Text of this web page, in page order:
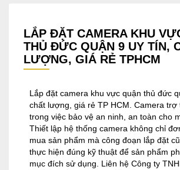
LẮP ĐẶT CAMERA KHU
THỦ ĐỨC QUẬN 9 UY TÍN,
LƯỢNG, GIÁ RẺ TPHCM
Lắp đặt camera khu vực quận thủ đức
chất lượng, giá rẻ TP HCM. Camera trợ
trong việc bảo vệ an ninh, an toàn cho
Thiết lập hệ thống camera không chỉ
mua sản phẩm mà công đoạn lắp đặt
thực hiện đúng kỹ thuật để sản phẩm
mục đích sử dụng. Liên hệ Công ty